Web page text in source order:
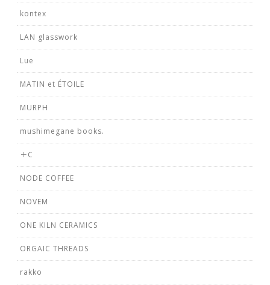
kontex
LAN glasswork
Lue
MATIN et ÉTOILE
MURPH
mushimegane books.
＋C
NODE COFFEE
NOVEM
ONE KILN CERAMICS
ORGAIC THREADS
rakko